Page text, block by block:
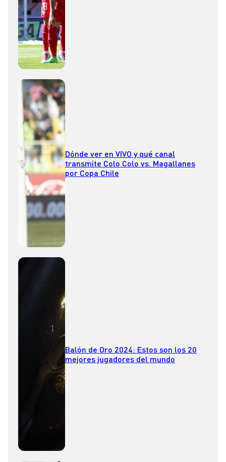
Dónde ver en VIVO y qué canal
transmite Colo Colo vs. Magallanes
por Copa Chile
Balón de Oro 2024: Estos son los 20
mejores jugadores del mundo